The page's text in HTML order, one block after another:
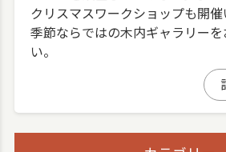
クリスマスワークショップも開
季節ならではの木内ギャラリー
い。